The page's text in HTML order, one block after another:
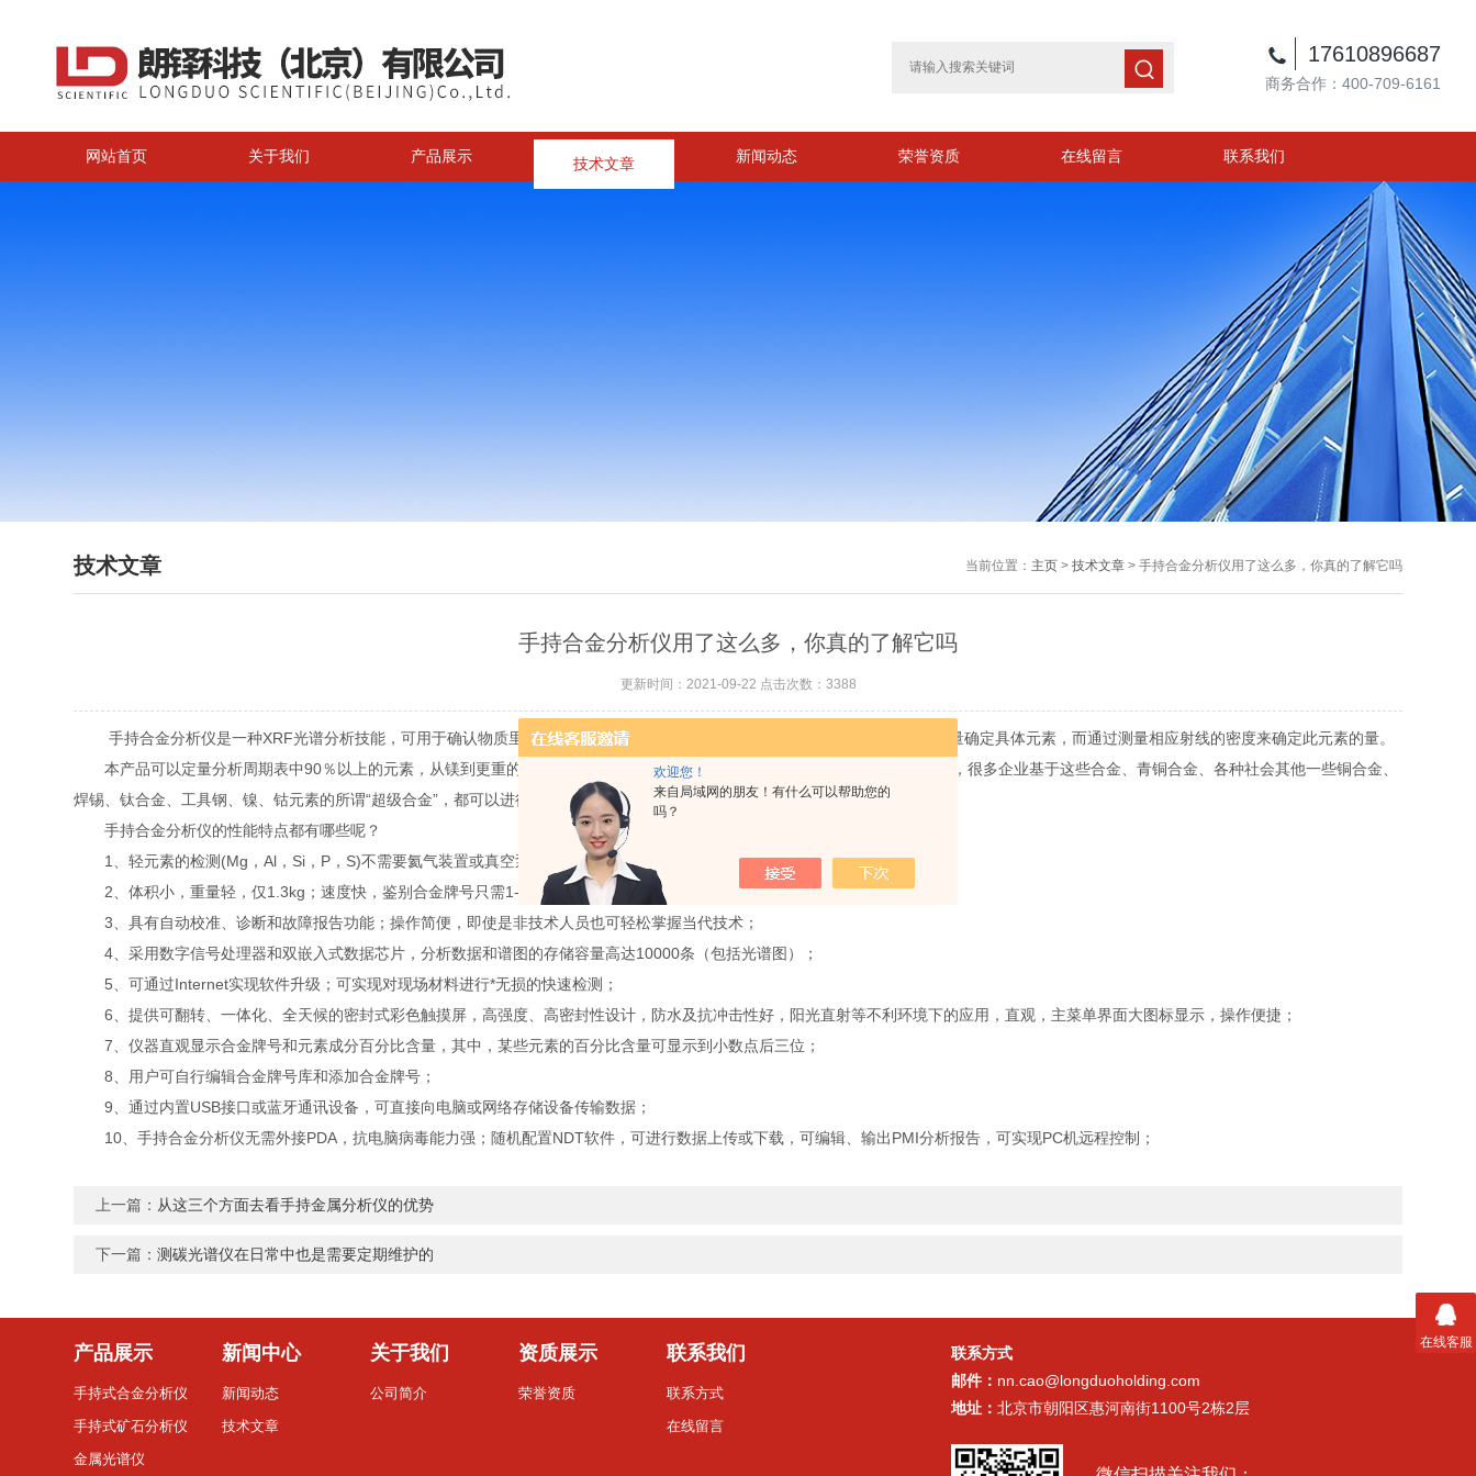
欢迎您！
来自局域网的朋友！有什么可以帮助您的
吗？
17610896687
商务合作：400-709-6161
网站首页 关于我们 产品展示 技术文章 新闻动态 荣誉资质 在线留言 联系我们
技术文章 当前位置： 主页> 技术文章> 手持合金分析仪用了这么多，你真的了解它吗
手持合金分析仪用了这么多，你真的了解它吗
更新时间：2021-09-22 点击次数：3388
手持合金分析仪是一种XRF光谱分析技能，可用于确认物质里的特定元素，一起将其量化。它能够依据X射线的发射波长及能量确定具体元素，而通过测量相应射线的密度来确定此元素的量。
本产品可以定量分析周期表中90％以上的元素，从镁到更重的元素。它可以获得铝合金、不锈钢、铬钼合金、多管和法兰材料，很多企业基于这些合金、青铜合金、各种社会其他一些铜合金、
焊锡、钛合金、工具钢、镍、钴元素的所谓“超级合金”，都可以进行搭配不同品牌。
手持合金分析仪的性能特点都有哪些呢？
1、轻元素的检测(Mg，Al，Si，P，S)不需要氦气装置或真空泵的辅助，方便的完成对铝合金，钛合金，铜合金等合金的分析；
2、体积小，重量轻，仅1.3kg；速度快，鉴别合金牌号只需1-2秒钟；精度高，接近实验室水平的分析精度；
3、具有自动校准、诊断和故障报告功能；操作简便，即使是非技术人员也可轻松掌握当代技术；
4、采用数字信号处理器和双嵌入式数据芯片，分析数据和谱图的存储容量高达10000条（包括光谱图）；
5、可通过Internet实现软件升级；可实现对现场材料进行*无损的快速检测；
6、提供可翻转、一体化、全天候的密封式彩色触摸屏，高强度、高密封性设计，防水及抗冲击性好，阳光直射等不利环境下的应用，直观，主菜单界面大图标显示，操作便捷；
7、仪器直观显示合金牌号和元素成分百分比含量，其中，某些元素的百分比含量可显示到小数点后三位；
8、用户可自行编辑合金牌号库和添加合金牌号；
9、通过内置USB接口或蓝牙通讯设备，可直接向电脑或网络存储设备传输数据；
10、手持合金分析仪无需外接PDA，抗电脑病毒能力强；随机配置NDT软件，可进行数据上传或下载，可编辑、输出PMI分析报告，可实现PC机远程控制；
上一篇： 从这三个方面去看手持金属分析仪的优势
下一篇：测碳光谱仪在日常中也是需要定期维护的
产品展示
手持式合金分析仪
手持式矿石分析仪
金属光谱仪
新闻中心
新闻动态
技术文章
关于我们
公司简介
资质展示
荣誉资质
联系我们
联系方式
在线留言
联系方式
邮件： nn.cao@longduoholding.com
地址： 北京市朝阳区惠河南街1100号2栋2层
在线客服